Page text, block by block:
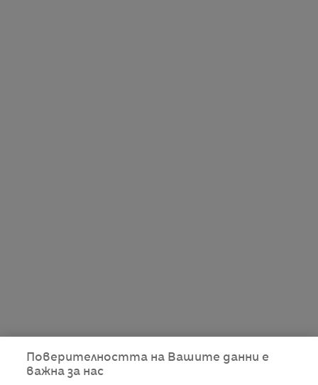
Поверителността на Вашите данни е
важна за нас